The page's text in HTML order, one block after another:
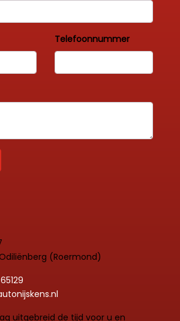
Telefoonnummer
(Roermond)
uitgebreid de tijd voor u en